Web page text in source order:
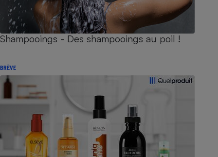
Shampooings - Des shampooings au poil !
BRÈVE